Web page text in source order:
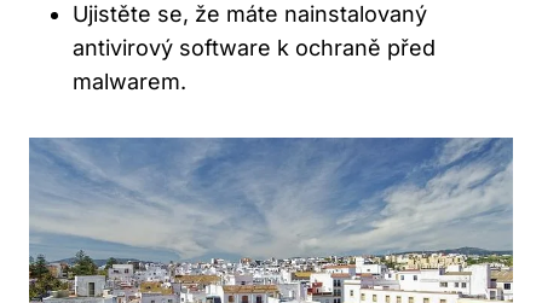
Ujistěte se, že máte nainstalovaný
antivirový software k ochraně před
malwarem.